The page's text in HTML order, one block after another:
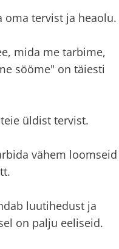
oma tervist ja heaolu.
mida me tarbime,
sööme" on täiesti
üldist tervist.
vähem loomseid
luutihedust ja
on palju eeliseid.